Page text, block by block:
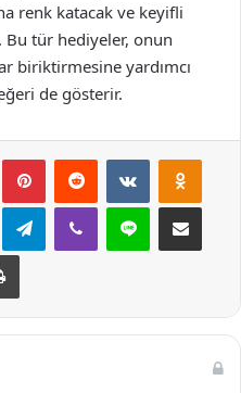
renk katacak ve keyifli
Bu tür hediyeler, onun
biriktirmesine yardımcı
de gösterir.
PinterestReddit VKontakte
TelegramViber Line E-Posta ile
Yazdır